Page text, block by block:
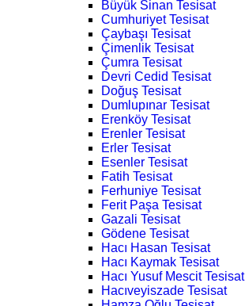
Büyük Sinan Tesisat
Cumhuriyet Tesisat
Çaybaşı Tesisat
Çimenlik Tesisat
Çumra Tesisat
Devri Cedid Tesisat
Doğuş Tesisat
Dumlupınar Tesisat
Erenköy Tesisat
Erenler Tesisat
Erler Tesisat
Esenler Tesisat
Fatih Tesisat
Ferhuniye Tesisat
Ferit Paşa Tesisat
Gazali Tesisat
Gödene Tesisat
Hacı Hasan Tesisat
Hacı Kaymak Tesisat
Hacı Yusuf Mescit Tesisat
Hacıveyiszade Tesisat